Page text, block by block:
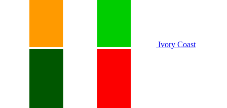
Ivory Coast